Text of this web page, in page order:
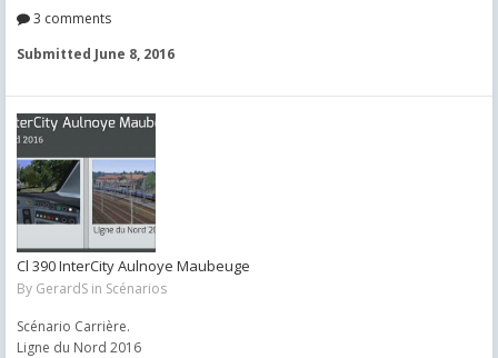
3 comments
Submitted June 8, 2016
Cl 390 InterCity Aulnoye Maubeuge
By GerardS in Scénarios
Scénario Carrière.
Ligne du Nord 2016